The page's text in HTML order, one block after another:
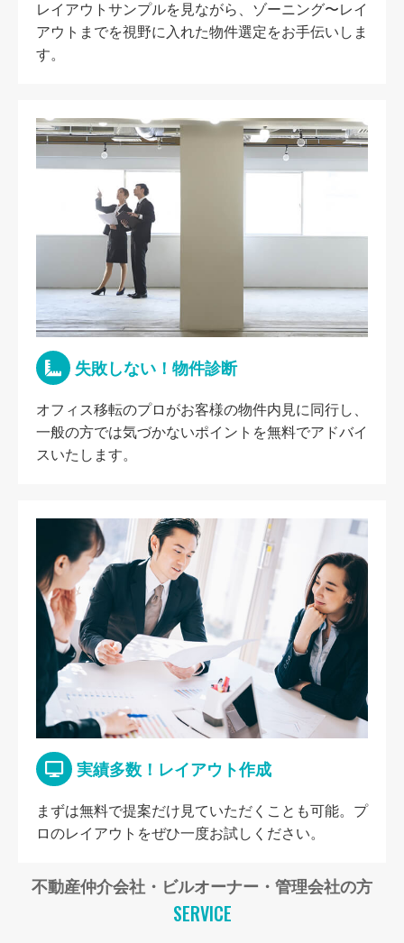
レイアウトサンプルを見ながら、ゾーニング〜レイ
アウトまでを視野に入れた物件選定をお手伝いしま
す。
失敗しない！物件診断
オフィス移転のプロがお客様の物件内見に同行し、
一般の方では気づかないポイントを無料でアドバイ
スいたします。
実績多数！レイアウト作成
まずは無料で提案だけ見ていただくことも可能。プ
ロのレイアウトをぜひ一度お試しください。
不動産仲介会社・ビルオーナー・管理会社の方
SERVICE